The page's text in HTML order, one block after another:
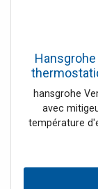
hansgrohe
avec
température
en eau
en tournant
thermostat